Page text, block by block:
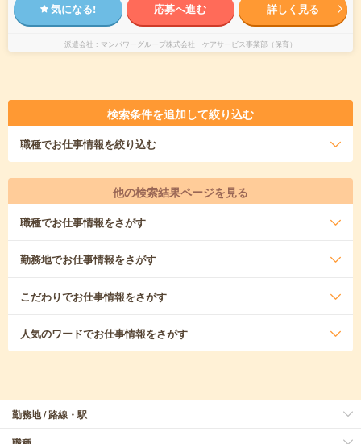
気になる! 応募へ進む 詳しく見る
派遣会社 マンパワーグループ株式会社 ケアサービス事業部（保育）
検索条件を追加して絞り込む
職種でお仕事情報を絞り込む
他の検索結果ページを見る
職種でお仕事情報をさがす
勤務地でお仕事情報をさがす
こだわりでお仕事情報をさがす
人気のワードでお仕事情報をさがす
勤務地 / 路線・駅